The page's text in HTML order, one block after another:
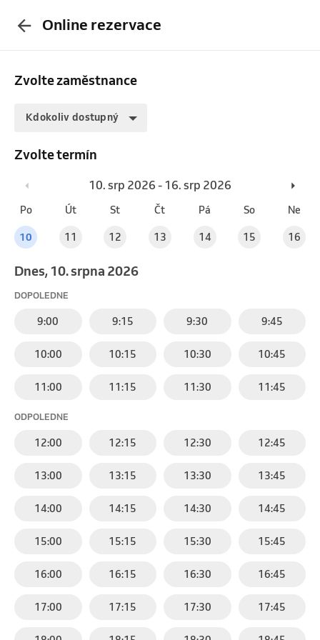
Online rezervace
Zvolte zaměstnance
Kdokoliv dostupný
Zvolte termín
10. srp 2026 - 16. srp 2026
Po Út St Čt Pá So Ne
10 11 12 13 14 15 16
Dnes, 10. srpna 2026
DOPOLEDNE
9:00 9:15 9:30 9:45
10:00 10:15 10:30 10:45
11:00 11:15 11:30 11:45
ODPOLEDNE
12:00 12:15 12:30 12:45
13:00 13:15 13:30 13:45
14:00 14:15 14:30 14:45
15:00 15:15 15:30 15:45
16:00 16:15 16:30 16:45
17:00 17:15 17:30 17:45